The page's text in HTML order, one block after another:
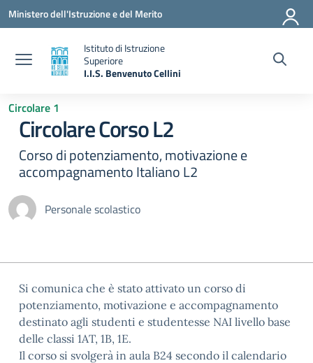
Vai ai contenuti
Vai al menu di navigazione
Vai al footer
Ministero dell'Istruzione e del Merito
Istituto di Istruzione
Superiore
I.I.S. Benvenuto Cellini
Circolare 1
Circolare Corso L2
Corso di potenziamento, motivazione e
accompagnamento Italiano L2
Personale scolastico
Si comunica che è stato attivato un corso di
potenziamento, motivazione e accompagnamento
destinato agli studenti e studentesse NAI livello base
delle classi 1AT, 1B, 1E.
Il corso si svolgerà in aula B24 secondo il calendario